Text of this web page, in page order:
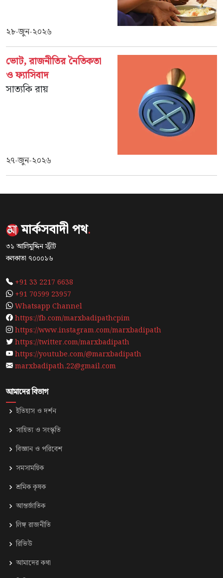
২৮-জুন-২০২৬
ভোট, রাজনীতির নৈতিকতা
ও ফ্যাসিবাদ
সাত্যকি রায়
২৭-জুন-২০২৬
মার্কসবাদী পথ.
৩১ আলিমুদ্দিন স্ট্রীট
কলকাতা ৭০০০১৬
+91 33 2217 6638
+91 70599 23957
Whatsapp Channel
https://fb.com/marxbadipathcpim
https://www.instagram.com/marxbadipath
https://twitter.com/marxbadipath
https://youtube.com/@marxbadipath
marxbadipath.22@gmail.com
আমাদের বিভাগ
ইতিহাস ও দর্শন
সাহিত্য ও সংস্কৃতি
⁠বিজ্ঞান ও পরিবেশ
সমসাময়িক
শ্রমিক কৃষক
আন্তর্জাতিক
লিঙ্গ রাজনীতি
রিভিউ
আমাদের কথা